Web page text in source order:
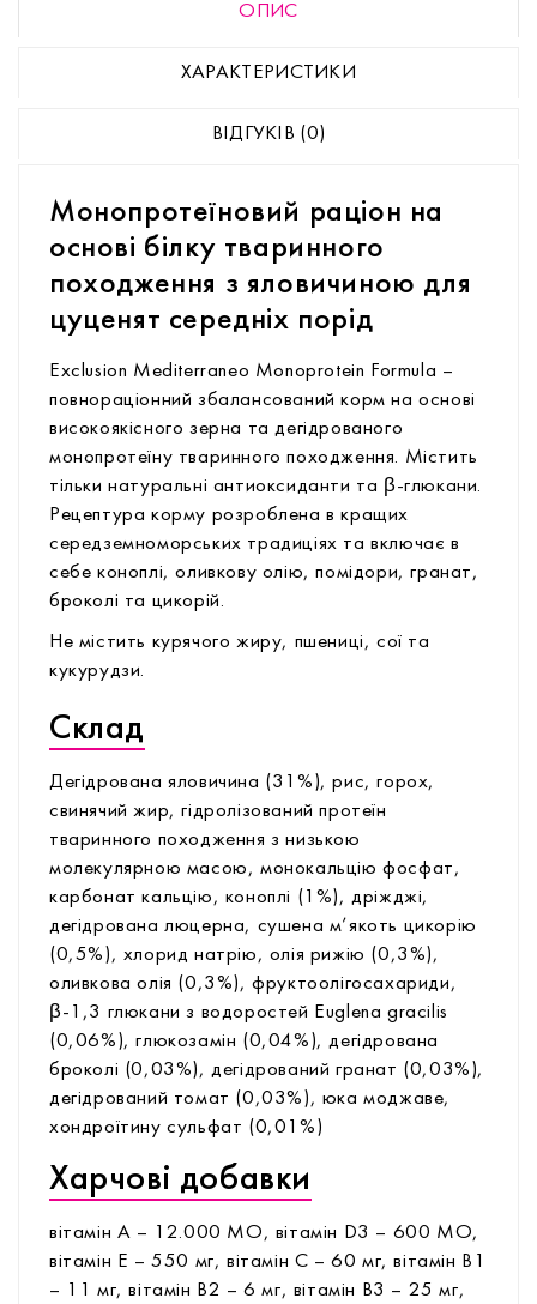
ОПИС
ХАРАКТЕРИСТИКИ
ВІДГУКІВ (0)
Монопротеїновий раціон на
основі білку тваринного
походження з яловичиною для
цуценят середніх порід
Exclusion Mediterraneo Monoprotein Formula –
повнораціонний збалансований корм на основі
високоякісного зерна та дегідрованого
монопротеїну тваринного походження. Містить
тільки натуральні антиоксиданти та β-глюкани.
Рецептура корму розроблена в кращих
середземноморських традиціях та включає в
себе коноплі, оливкову олію, помідори, гранат,
броколі та цикорій.
Не містить курячого жиру, пшениці, сої та
кукурудзи.
Склад
Дегідрована яловичина (31%), рис, горох,
свинячий жир, гідролізований протеїн
тваринного походження з низькою
молекулярною масою, монокальцію фосфат,
карбонат кальцію, коноплі (1%), дріжджі,
дегідрована люцерна, сушена м’якоть цикорію
(0,5%), хлорид натрію, олія рижію (0,3%),
оливкова олія (0,3%), фруктоолігосахариди,
β-1,3 глюкани з водоростей Euglena gracilis
(0,06%), глюкозамін (0,04%), дегідрована
броколі (0,03%), дегідрований гранат (0,03%),
дегідрований томат (0,03%), юка моджаве,
хондроїтину сульфат (0,01%)
Харчові добавки
вітамін А – 12.000 МО, вітамін D3 – 600 МО,
вітамін Е – 550 мг, вітамін С – 60 мг, вітамін В1
– 11 мг, вітамін В2 – 6 мг, вітамін В3 – 25 мг,